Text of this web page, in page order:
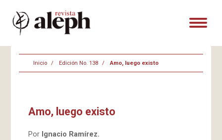
Inicio Edición No. 138 Amo, luego existo
Amo, luego existo
Por Ignacio Ramírez.